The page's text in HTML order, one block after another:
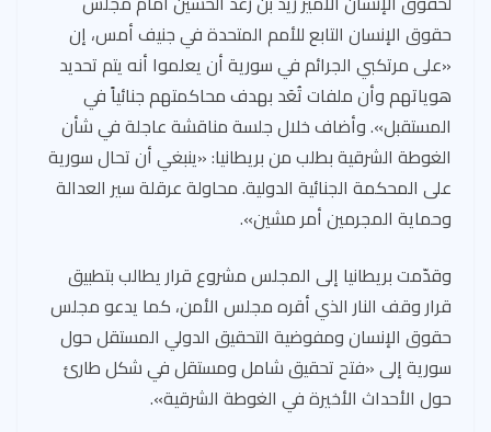
حقوق الإنسان التابع للأمم المتحدة في جنيف أمس، إن
«على مرتكبي الجرائم في سورية أن يعلموا أنه يتم تحديد
هوياتهم وأن ملفات تُعَد بهدف محاكمتهم جنائياً في
المستقبل». وأضاف خلال جلسة مناقشة عاجلة في شأن
الغوطة الشرقية بطلب من بريطانيا: «ينبغي أن تحال سورية
على المحكمة الجنائية الدولية. محاولة عرقلة سير العدالة
وحماية المجرمين أمر مشين».
وقدّمت بريطانيا إلى المجلس مشروع قرار يطالب بتطبيق
قرار وقف النار الذي أقره مجلس الأمن، كما يدعو مجلس
حقوق الإنسان ومفوضية التحقيق الدولي المستقل حول
سورية إلى «فتح تحقيق شامل ومستقل في شكل طارئ
حول الأحداث الأخيرة في الغوطة الشرقية».